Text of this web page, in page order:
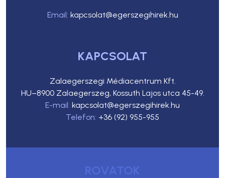
Email: kapcsolat@egerszegihirek.hu
KAPCSOLAT
Zalaegerszegi Médiacentrum Kft.
HU–8900 Zalaegerszeg, Kossuth Lajos utca 45-49.
E-mail: kapcsolat@egerszegihirek.hu
Telefon: +36 (92) 955-955
ROVATOK